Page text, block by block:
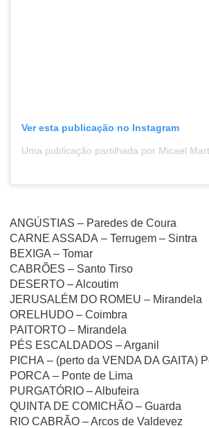
Ver esta publicação no Instagram
ANGÚSTIAS – Paredes de Coura
CARNE ASSADA – Terrugem – Sintra
BEXIGA – Tomar
CABRÕES – Santo Tirso
DESERTO – Alcoutim
JERUSALÉM DO ROMEU – Mirandela
ORELHUDO – Coimbra
PAITORTO – Mirandela
PÉS ESCALDADOS – Arganil
PICHA – (perto da VENDA DA GAITA)
PORCA – Ponte de Lima
PURGATÓRIO – Albufeira
QUINTA DE COMICHÃO – Guarda
RIO CABRÃO – Arcos de Valdevez